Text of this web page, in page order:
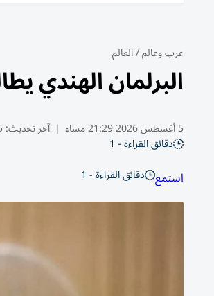
عرب وعالم/العالم
البرلمان الهندي
5 أغسطس 2026 21:29 مساء | آخر تحديث:5
دقائق القراءة - 1
استمع دقائق القراءة - 1